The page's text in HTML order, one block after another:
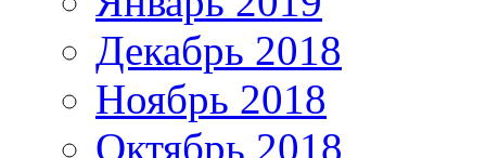
Декабрь 2018
Ноябрь 2018
Октябрь 2018